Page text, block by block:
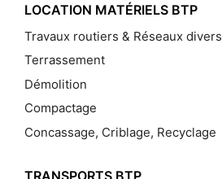
LOCATION MATÉRIELS BTP
Travaux routiers & Réseaux divers
Terrassement
Démolition
Compactage
Concassage, Criblage, Recyclage
TRANSPORTS BTP